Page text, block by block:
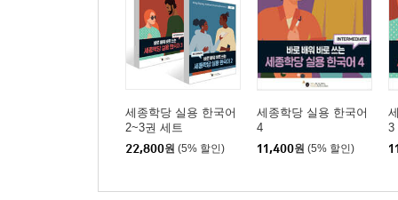
세종학당 실용 한국어
2~3권 세트
22,800원 (5% 할인)
세종학당 실용 한국어
4
11,400원 (5% 할인)
3